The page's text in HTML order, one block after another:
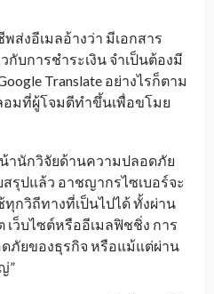
ส่งอีเมลอ้างว่า มีเอกสาร
กับการชำระเงิน จำเป็นต้องมี
Translate อย่างไรก็ตาม
อมที่ผู้โจมตีทำขึ้นเพื่อขโมย
านักวิจัยด้านความปลอดภัย
สรุปแล้ว อาชญากรไซเบอร์จะ
ทุกวิถีทางที่เป็นไปได้ ทั้งผ่าน
ว็บไซต์หรืออีเมลฟิชชิ่ง การ
ภัยของธุรกิจ หรือแม้แต่ผ่าน
”